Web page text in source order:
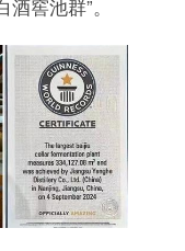
窖池群”。